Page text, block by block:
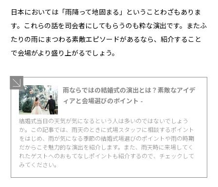
日本においては「雨降って地固まる」ということわざもありま
す。これらの話を司会者にしてもらうのも粋な演出です。またふ
たりの雨にまつわる素敵エピソードがあるなら、紹介すること
で会場がより盛り上がるでしょう。
雨ならではの結婚式の演出とは？素敵なアイデ
ィアと会場選びのポイント -
結婚式当日の天気が気になるという人は多いのではないでしょう
か。この記事では、雨天のときに式場スタッフに相談するポイント
をはじめ、雨が気になる季節の結婚式場選びのポイントや雨の時期
だからこそ魅力的な演出を紹介します。また、雨天時に来場してく
れたゲストへのおもてなしポイントも紹介するので、チェックして
みてください。